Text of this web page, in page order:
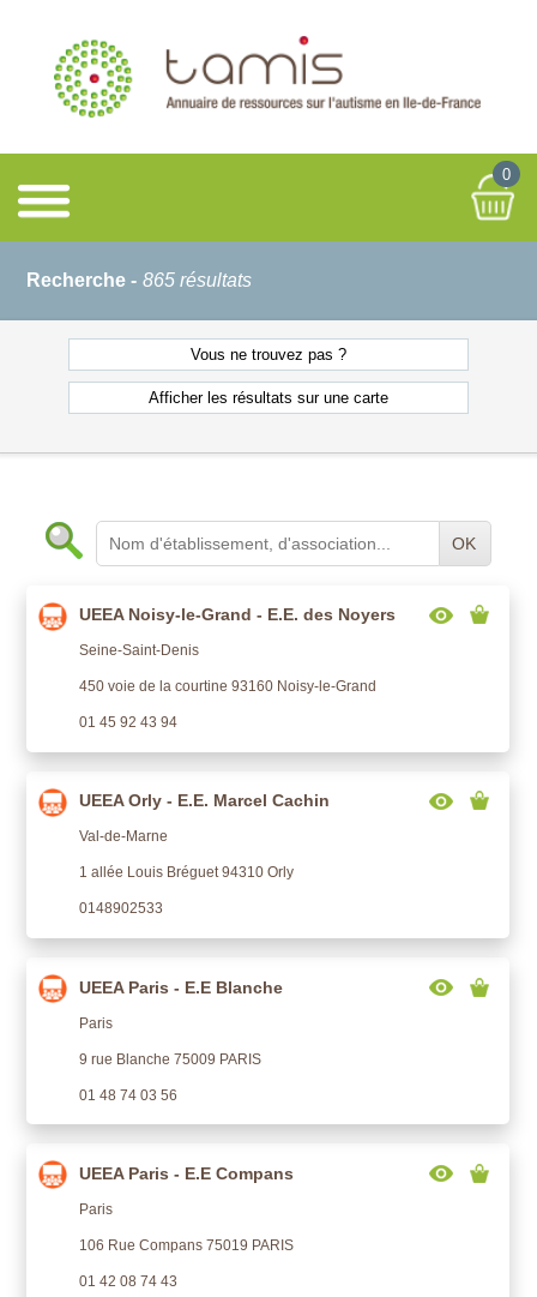
0
Recherche - 865 résultats
Vous ne trouvez pas ?
Afficher les résultats sur une carte
OK
UEEA Noisy-le-Grand - E.E. des Noyers
Seine-Saint-Denis
450 voie de la courtine 93160 Noisy-le-Grand
01 45 92 43 94
UEEA Orly - E.E. Marcel Cachin
Val-de-Marne
1 allée Louis Bréguet 94310 Orly
0148902533
UEEA Paris - E.E Blanche
Paris
9 rue Blanche 75009 PARIS
01 48 74 03 56
UEEA Paris - E.E Compans
Paris
106 Rue Compans 75019 PARIS
01 42 08 74 43